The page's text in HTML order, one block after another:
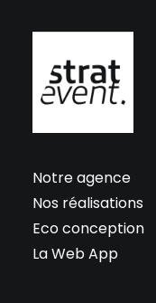
Notre agence
Nos réalisations
Eco conception
La Web App